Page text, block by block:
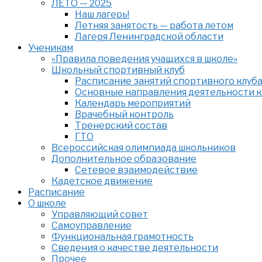
ЛЕТО — 2025
Наш лагерь!
Летняя занятость — работа летом
Лагеря Ленинградской области
Ученикам
«Правила поведения учащихся в школе»
Школьный спортивный клуб
Расписание занятий спортивного клуба
Основные направления деятельности
Календарь мероприятий
Врачебный контроль
Тренерский состав
ГТО
Всероссийская олимпиада школьников
Дополнительное образование
Сетевое взаимодействие
Кадетское движение
Расписание
О школе
Управляющий совет
Самоуправление
Функциональная грамотность
Сведения о качестве деятельности
Прочее